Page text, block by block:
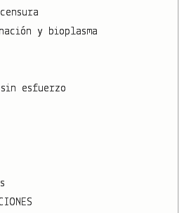
y bioplasma
esfuerzo